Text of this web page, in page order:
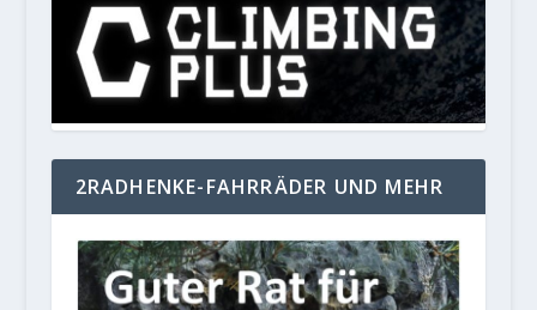
2RADHENKE-FAHRRÄDER UND MEHR